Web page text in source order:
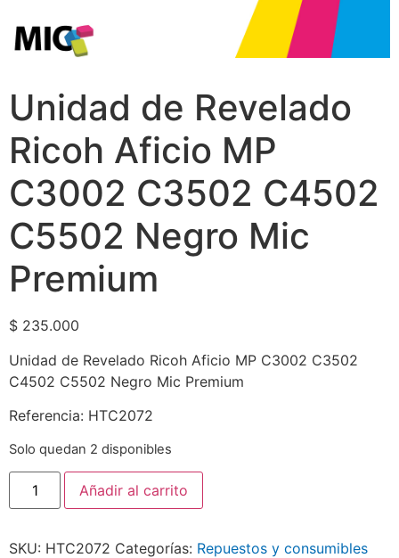
Unidad de Revelado
Ricoh Aficio MP
C3002 C3502 C4502
C5502 Negro Mic
Premium
$ 235.000
Unidad de Revelado Ricoh Aficio MP C3002 C3502
C4502 C5502 Negro Mic Premium
Referencia: HTC2072
Solo quedan 2 disponibles
Añadir al carrito
SKU: HTC2072 Categorías: Repuestos y consumibles